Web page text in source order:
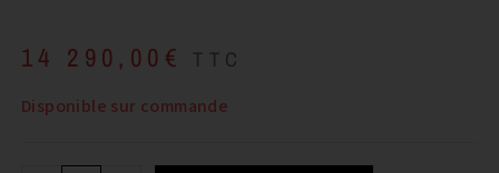
14 290,00 € TTC
Disponible sur commande